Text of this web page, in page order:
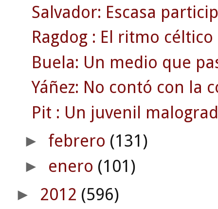
Salvador: Escasa
Ragdog : El ritmo céltico
Buela: Un medio que
Yáñez: No contó con la
Pit : Un juvenil
► febrero (131)
► enero (101)
► 2012 (596)